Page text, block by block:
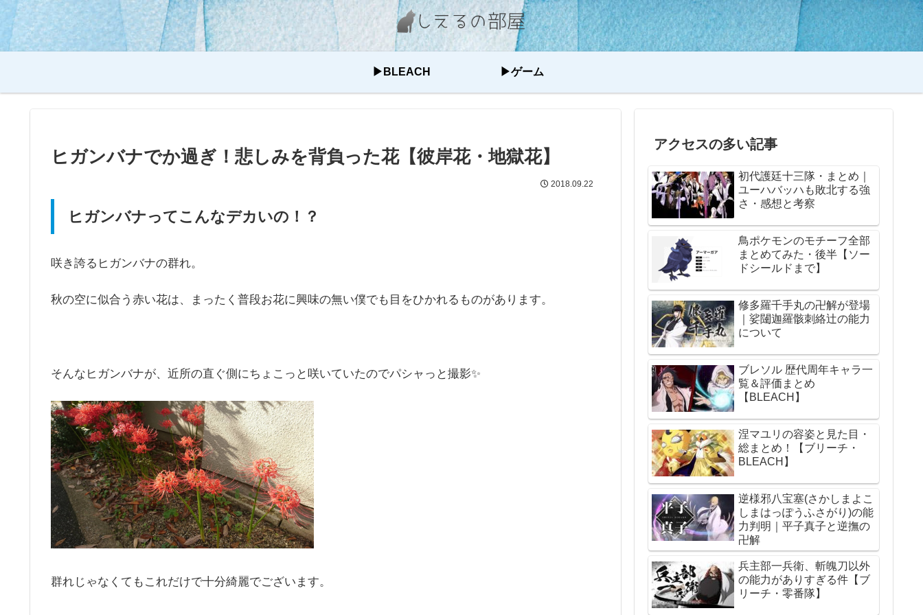
▶BLEACH ▶ゲーム
ヒガンバナでか過ぎ！悲しみを背負った花【彼岸花・地獄花】
2018.09.22
ヒガンバナってこんなデカいの！？
咲き誇るヒガンバナの群れ。
秋の空に似合う赤い花は、まったく普段お花に興味の無い僕でも目をひかれるものがあります。
そんなヒガンバナが、近所の直ぐ側にちょこっと咲いていたのでパシャっと撮影✨
群れじゃなくてもこれだけで十分綺麗でございます。
アクセスの多い記事
初代護廷十三隊・まとめ｜
ユーハバッハも敗北する強
さ・感想と考察
鳥ポケモンのモチーフ全部
まとめてみた・後半【ソー
ドシールドまで】
修多羅千手丸の卍解が登場
｜娑闥迦羅骸刺絡辻の能力
について
ブレソル 歴代周年キャラ一
覧＆評価まとめ
【BLEACH】
涅マユリの容姿と見た目・
総まとめ！【ブリーチ・
BLEACH】
逆様邪八宝塞(さかしまよこ
しまはっぽうふさがり)の能
力判明｜平子真子と逆撫の
卍解
兵主部一兵衛、斬魄刀以外
の能力がありすぎる件【ブ
リーチ・零番隊】